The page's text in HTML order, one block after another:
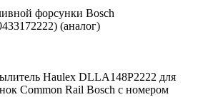
форсунки Bosch
(аналог)
Haulex DLLA148P2222 для
Common Rail Bosch с номером